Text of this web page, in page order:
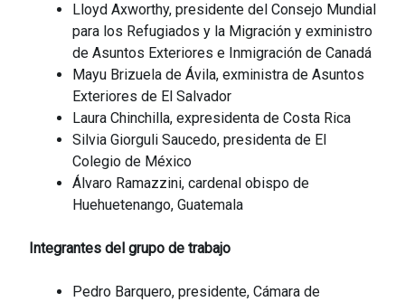
Lloyd Axworthy, presidente del Consejo Mundial
para los Refugiados y la Migración y exministro
de Asuntos Exteriores e Inmigración de Canadá
Mayu Brizuela de Ávila, exministra de Asuntos
Exteriores de El Salvador
Laura Chinchilla, expresidenta de Costa Rica
Silvia Giorguli Saucedo, presidenta de El
Colegio de México
Álvaro Ramazzini, cardenal obispo de
Huehuetenango, Guatemala
Integrantes del grupo de trabajo
Pedro Barquero, presidente, Cámara de